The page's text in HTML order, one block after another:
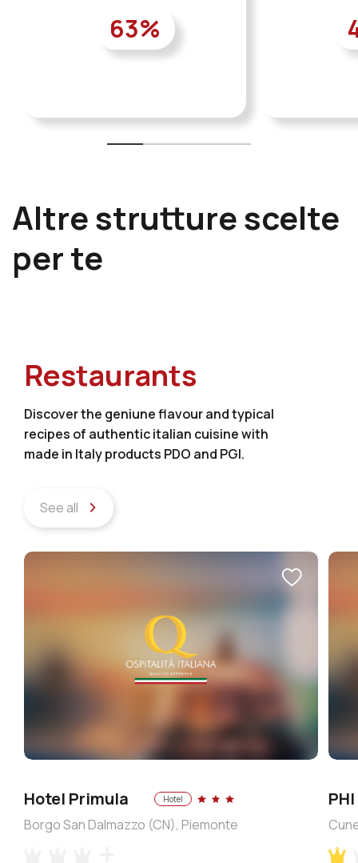
63%
Altre strutture scelte
per te
Restaurants
Discover the geniune flavour and typical
recipes of authentic italian cuisine with
made in Italy products PDO and PGI.
See all
Hotel Primula Hotel
Borgo San Dalmazzo (CN), Piemonte